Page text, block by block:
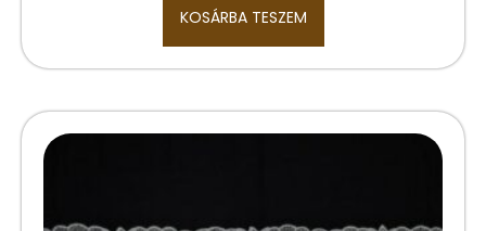
KOSÁRBA TESZEM